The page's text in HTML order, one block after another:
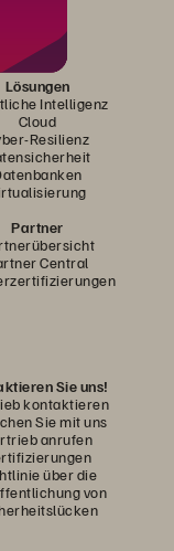
Lösungen
Intelligenz
Cloud
Resilienz
Partner
Central
Sie uns!
kontaktieren
Sie mit uns
anrufen
über die
von